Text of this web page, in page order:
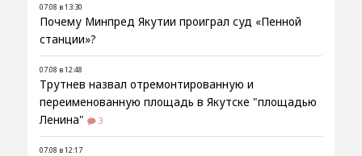
07.08 в 13:30
Почему Минпред Якутии проиграл суд «Пенной
станции»?
07.08 в 12:48
Трутнев назвал отремонтированную и
переименованную площадь в Якутске "площадью
Ленина"
3
07.08 в 12:17